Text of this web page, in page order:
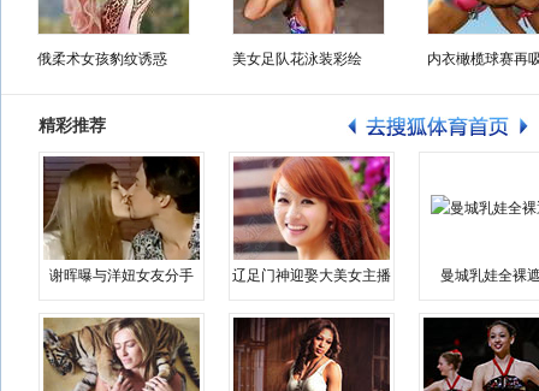
俄柔术女孩豹纹诱惑 美女足队花泳装彩绘 内衣橄榄球赛再
精彩推荐
谢晖曝与洋妞女友分手 辽足门神迎娶大美女主播 曼城乳娃全裸